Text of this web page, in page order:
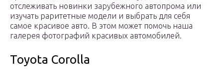
отслеживать новинки зарубежного автопрома или
изучать раритетные модели и выбрать для себя
самое красивое авто. В этом может помочь наша
галерея фотографий красивых автомобилей.
Toyota Corolla